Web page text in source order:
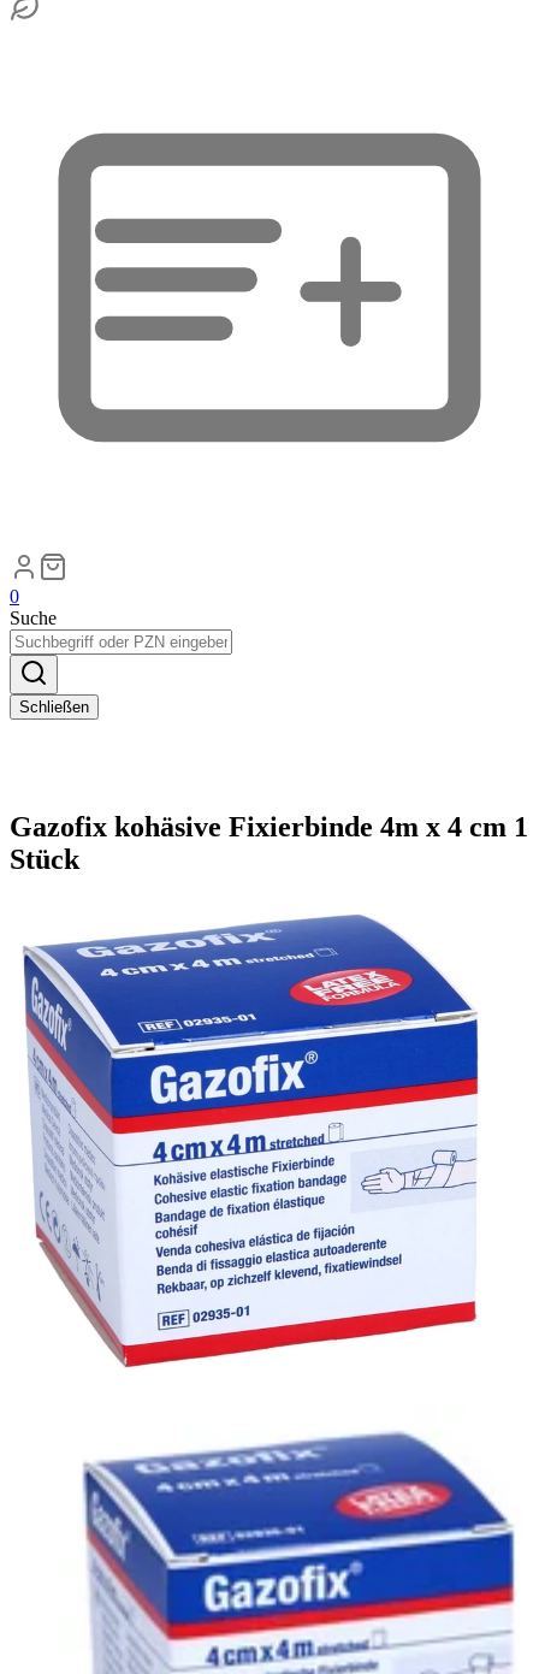
0
Suche
Schließen
Gazofix kohäsive Fixierbinde 4m x 4 cm 1
Stück